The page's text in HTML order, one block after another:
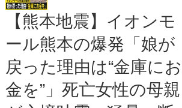
【熊本地震】イオンモ
ール熊本の爆発「娘が
戻った理由は“金庫にお
金を”」死亡女性の母親